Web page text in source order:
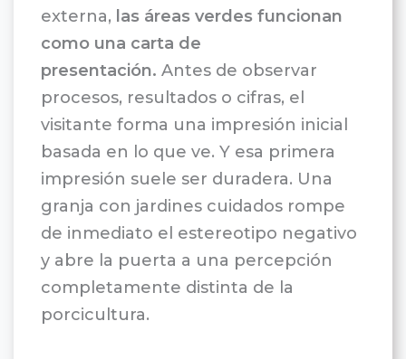
externa, las áreas verdes funcionan
como una carta de
presentación. Antes de observar
procesos, resultados o cifras, el
visitante forma una impresión inicial
basada en lo que ve. Y esa primera
impresión suele ser duradera. Una
granja con jardines cuidados rompe
de inmediato el estereotipo negativo
y abre la puerta a una percepción
completamente distinta de la
porcicultura.